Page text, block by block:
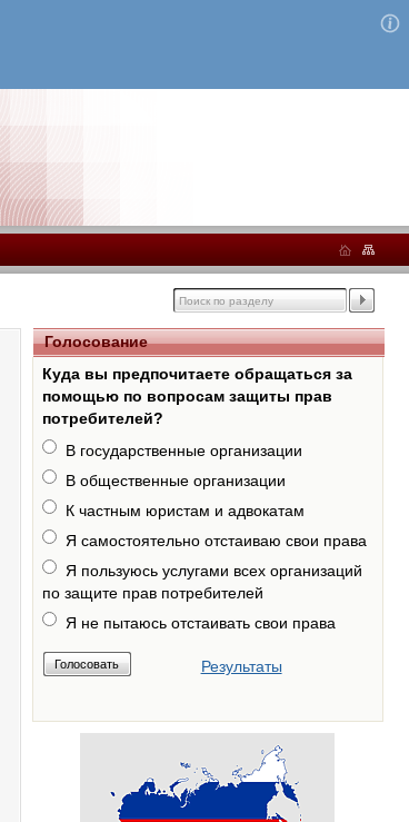
Голосование
Куда вы предпочитаете обращаться за
помощью по вопросам защиты прав
потребителей?
В государственные организации
В общественные организации
К частным юристам и адвокатам
Я самостоятельно отстаиваю свои права
Я пользуюсь услугами всех организаций
по защите прав потребителей
Я не пытаюсь отстаивать свои права
Результаты